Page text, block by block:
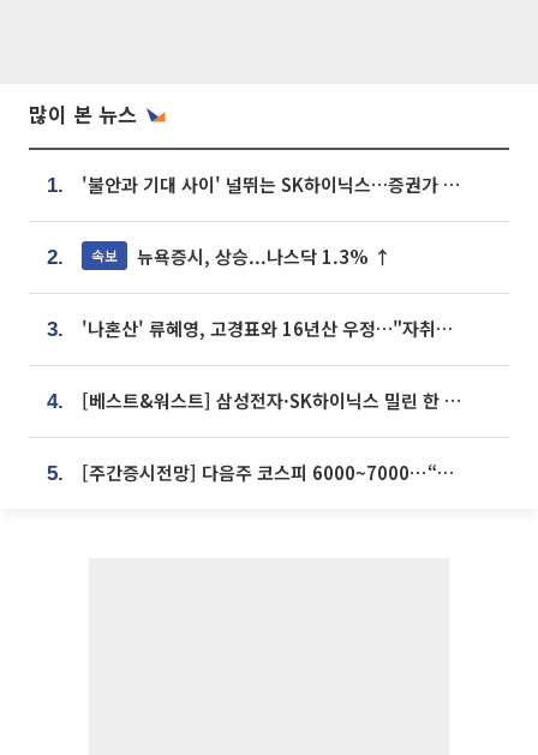
많이 본 뉴스
1. '불안과 기대 사이' 널뛰는 SK하이닉스…증권가 "HBM4·LTA 기반 펀터멘털 견고"
2. 속보 뉴욕증시, 상승...나스닥 1.3% ↑
3. '나혼산' 류혜영, 고경표와 16년산 우정…"자취방서 부모님과 마주쳐"
4. [베스트&워스트] 삼성전자·SK하이닉스 밀린 한 주…상상인증권은 85% 급등
5. [주간증시전망] 다음주 코스피 6000~7000⋯“外人 수급은 정책이 변수”